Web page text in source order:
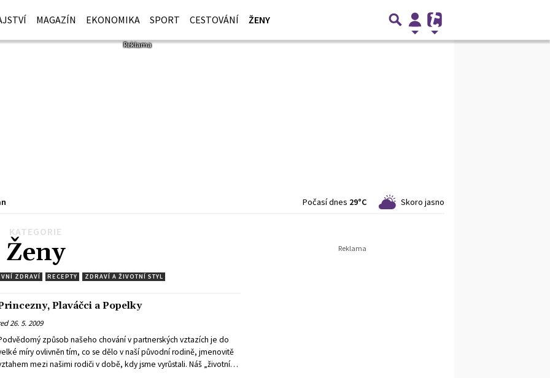
MAGAZÍN EKONOMIKA SPORT CESTOVÁNÍ ŽENY
Počasí dnes 29°C Skoro jasno
KATEGORIE
Ženy
ZDRAVÍ RECEPTY ZDRAVÍ A ŽIVOTNÍ STYL
Plaváčci a Popelky
26. 5. 2009
způsob našeho chování v partnerských vztazích je do
míry ovlivněn tím, co se dělo v naší původní rodině, jmenovitě
mezi našimi rodiči v době, kdy jsme vyrůstali. Náš „životní
1050 1051 …